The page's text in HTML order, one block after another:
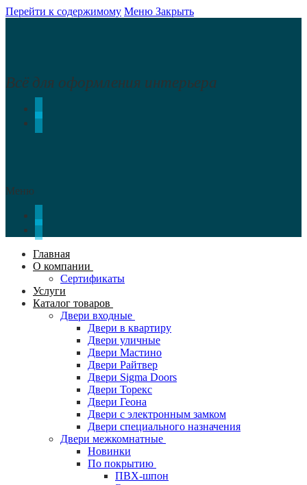
Перейти к содержимому Меню Закрыть
Всё для оформления интерьера
Меню
Главная
О компании
Сертификаты
Услуги
Каталог товаров
Двери входные
Двери в квартиру
Двери уличные
Двери Мастино
Двери Райтвер
Двери Sigma Doors
Двери Торекс
Двери Геона
Двери с электронным замком
Двери специального назначения
Двери межкомнатные
Новинки
По покрытию
ПВХ-шпон